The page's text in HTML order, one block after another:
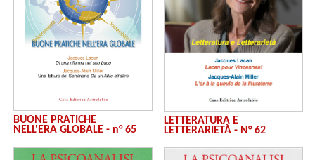
BUONE PRATICHE
NELL'ERA GLOBALE - n° 65
LETTERATURA E
LETTERARIETÀ - N° 62